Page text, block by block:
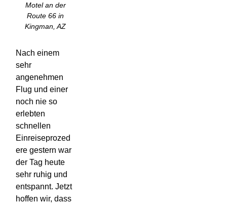
Motel an der
Route 66 in
Kingman, AZ
Nach einem
sehr
angenehmen
Flug und einer
noch nie so
erlebten
schnellen
Einreiseprozed
ere gestern war
der Tag heute
sehr ruhig und
entspannt. Jetzt
hoffen wir, dass